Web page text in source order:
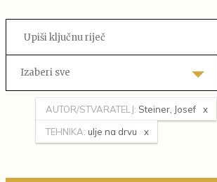
Izaberi sve
AUTOR/STVARATELJ: Steiner, Josef
TEHNIKA: ulje na drvu